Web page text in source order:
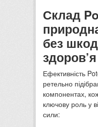
Склад
без
здоров’я
Ефективність
ретельно
компонентах,
ключову роль у
сили: